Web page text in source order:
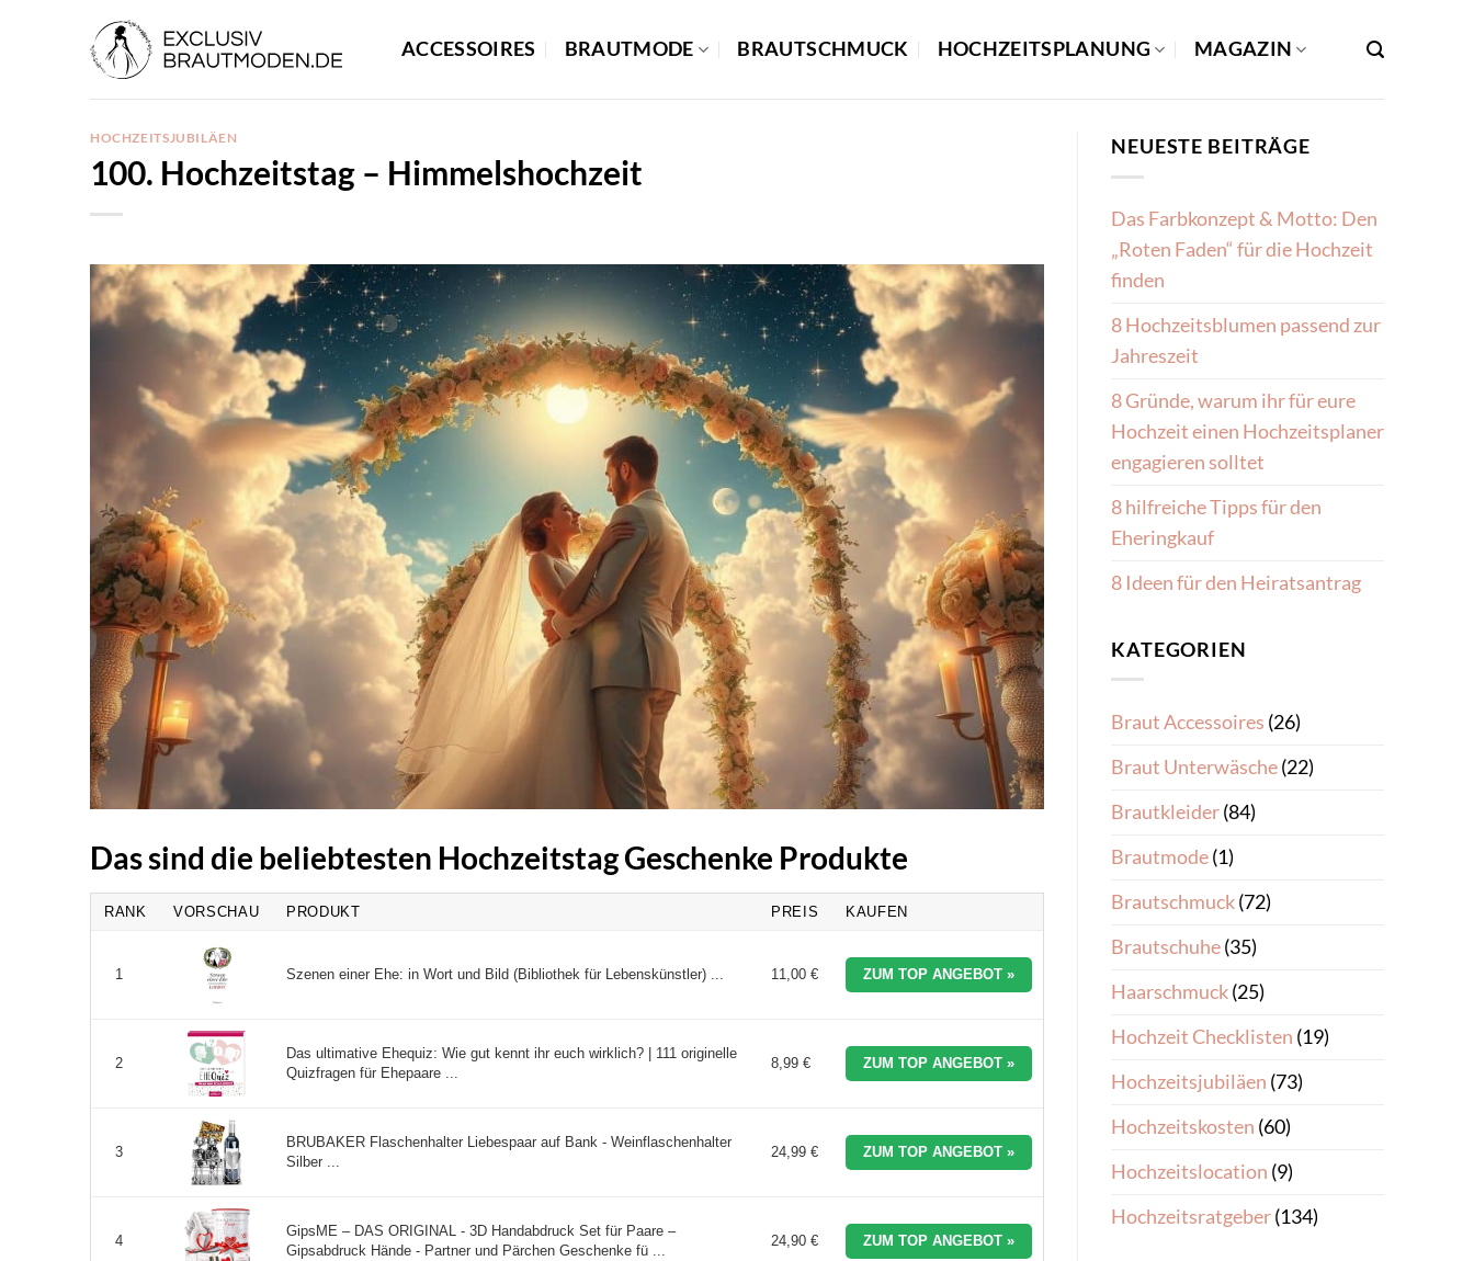
ACCESSOIRES BRAUTMODE BRAUTSCHMUCK HOCHZEITSPLANUNG MAGAZIN
HOCHZEITSJUBILÄEN
100. Hochzeitstag – Himmelshochzeit
Das sind die beliebtesten Hochzeitstag Geschenke Produkte
RANK VORSCHAU PRODUKT PREIS KAUFEN
1 Szenen einer Ehe: in Wort und Bild (Bibliothek für Lebenskünstler) ... 11,00 € ZUM TOP ANGEBOT »
2
Das ultimative Ehequiz: Wie gut kennt ihr euch wirklich? | 111 originelle
Quizfragen für Ehepaare ...
8,99 € ZUM TOP ANGEBOT »
3
BRUBAKER Flaschenhalter Liebespaar auf Bank - Weinflaschenhalter
Silber ...
24,99 € ZUM TOP ANGEBOT »
4
GipsME – DAS ORIGINAL - 3D Handabdruck Set für Paare –
Gipsabdruck Hände - Partner und Pärchen Geschenke fü ...
24,90 € ZUM TOP ANGEBOT »
NEUESTE BEITRÄGE
Das Farbkonzept & Motto: Den
„Roten Faden“ für die Hochzeit
finden
8 Hochzeitsblumen passend zur
Jahreszeit
8 Gründe, warum ihr für eure
Hochzeit einen Hochzeitsplaner
engagieren solltet
8 hilfreiche Tipps für den
Eheringkauf
8 Ideen für den Heiratsantrag
KATEGORIEN
Braut Accessoires (26)
Braut Unterwäsche(22)
Brautkleider(84)
Brautmode(1)
Brautschmuck(72)
Brautschuhe(35)
Haarschmuck(25)
Hochzeit Checklisten (19)
Hochzeitsjubiläen (73)
Hochzeitskosten (60)
Hochzeitslocation (9)
Hochzeitsratgeber(134)